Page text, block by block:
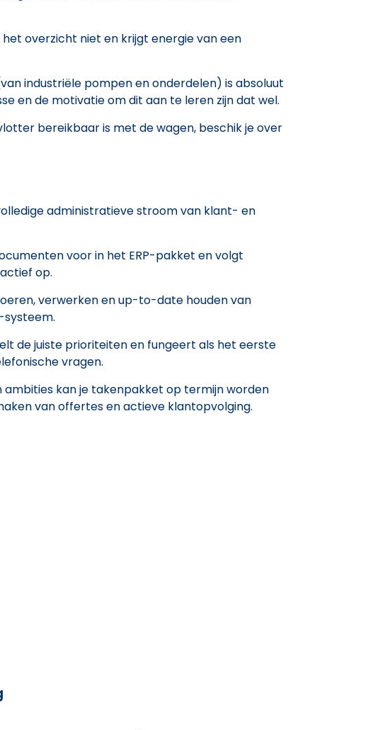
overzicht niet en krijgt energie van een
industriële pompen en onderdelen) is absoluut
en de motivatie om dit aan te leren zijn dat wel.
bereikbaar is met de wagen, beschik je over
administratieve stroom van klant- en
voor in het ERP-pakket en volgt
op.
verwerken en up-to-date houden van
systeem.
de juiste prioriteiten en fungeert als het eerste
vragen.
ambities kan je takenpakket op termijn worden
van offertes en actieve klantopvolging.